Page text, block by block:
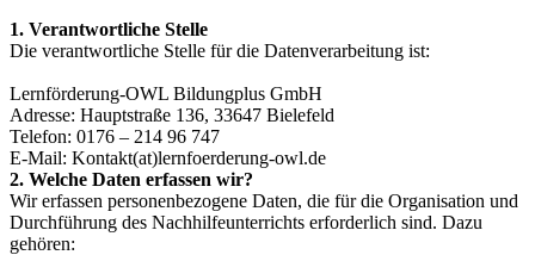
1. Verantwortliche Stelle
Die verantwortliche Stelle für die Datenverarbeitung ist:
Lernförderung-OWL Bildungplus GmbH
Adresse: Hauptstraße 136, 33647 Bielefeld
Telefon: 0176 – 214 96 747
E-Mail: Kontakt(at)lernfoerderung-owl.de
2. Welche Daten erfassen wir?
Wir erfassen personenbezogene Daten, die für die Organisation und
Durchführung des Nachhilfeunterrichts erforderlich sind. Dazu
gehören: